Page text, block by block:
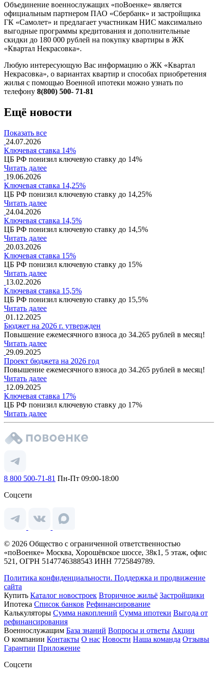
Объединение военнослужащих «поВоенке» является
официальным партнером ПАО «Сбербанк» и застройщика
ГК «Самолет» и предлагает участникам НИС максимально
выгодные программы кредитования и дополнительные
скидки до 180 000 рублей на покупку квартиры в ЖК
«Квартал Некрасовка».
Любую интересующую Вас информацию о ЖК «Квартал
Некрасовка», о вариантах квартир и способах приобретения
жилья с помощью Военной ипотеки можно узнать по
телефону 8(800) 500- 71-81
Ещё новости
Показать все
24.07.2026
Ключевая ставка 14%
ЦБ РФ понизил ключевую ставку до 14%
Читать далее
19.06.2026
Ключевая ставка 14,25%
ЦБ РФ понизил ключевую ставку до 14,25%
Читать далее
24.04.2026
Ключевая ставка 14,5%
ЦБ РФ понизил ключевую ставку до 14,5%
Читать далее
20.03.2026
Ключевая ставка 15%
ЦБ РФ понизил ключевую ставку до 15%
Читать далее
13.02.2026
Ключевая ставка 15,5%
ЦБ РФ понизил ключевую ставку до 15,5%
Читать далее
01.12.2025
Бюджет на 2026 г. утвержден
Повышение ежемесячного взноса до 34.265 рублей в месяц!
Читать далее
29.09.2025
Проект бюджета на 2026 год
Повышение ежемесячного взноса до 34.265 рублей в месяц!
Читать далее
12.09.2025
Ключевая ставка 17%
ЦБ РФ понизил ключевую ставку до 17%
Читать далее
8 800 500-71-81 Пн-Пт 09:00-18:00
Соцсети
© 2026 Общество с ограниченной ответственностью
«поВоенке» Москва, Хорошёвское шоссе, 38к1, 5 этаж, офис
521, ОГРН 5147746388543 ИНН 7725849789.
Политика конфиденциальности. Поддержка и продвижение
сайта
Купить Каталог новостроек Вторичное жильё Застройщики
Ипотека Список банков Рефинансирование
Калькуляторы Сумма накоплений Сумма ипотеки Выгода от
рефинансирования
Военнослужащим База знаний Вопросы и ответы Акции
О компании Контакты О нас Новости Наша команда Отзывы
Гарантии Приложение
Соцсети